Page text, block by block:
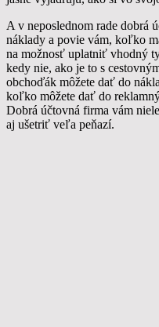
A v neposlednom rade dobrá
náklady a povie vám, koľko
na možnosť uplatniť vhodný
kedy nie, ako je to s
obchoďák môžete dať do
koľko môžete dať do
Dobrá účtovná firma vám
aj ušetriť veľa peňazí.